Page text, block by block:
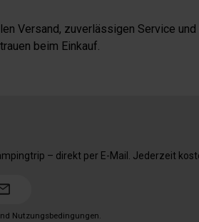
Versand, zuverlässigen Service
beim Einkauf.
– direkt per E-Mail. Jederzeit
Nutzungsbedingungen.